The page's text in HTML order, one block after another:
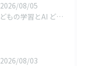
2026/08/05
子どもの学習とAI どう向き合うべきか
2026/08/03